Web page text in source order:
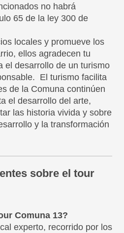
no habrá
65 de la ley 300 de
locales y promueve los
ellos agradecen tu
el desarrollo de un turismo
El turismo facilita
de la Comuna continúen
el desarrollo del arte,
las historia vivida y sobre
y la transformación
sobre el tour
Comuna 13?
experto, recorrido por los